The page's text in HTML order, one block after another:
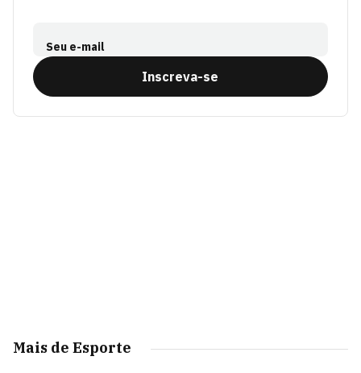
Seu e-mail
Inscreva-se
Mais de Esporte